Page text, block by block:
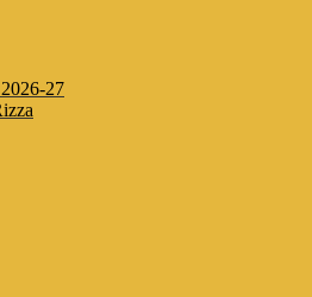
27